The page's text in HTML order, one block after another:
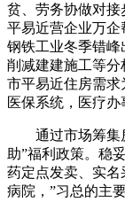
贫、劳务协做对接
平易近营企业万
钢铁工业冬季错峰
削减建建施工等
市平易近住房需
医保系统，医疗办
通过市场筹集房
助”福利政策。稳
药定点发卖、实
病院，”习总的主要